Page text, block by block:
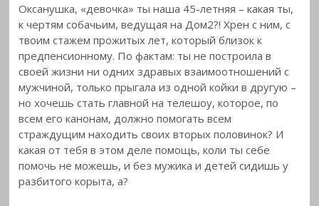
Оксанушка, «девочка» ты наша 45-летняя – какая ты,
к чертям собачьим, ведущая на Дом2?! Хрен с ним, с
твоим стажем прожитых лет, который близок к
предпенсионному. По фактам: ты не построила в
своей жизни ни одних здравых взаимоотношений с
мужчиной, только прыгала из одной койки в другую –
но хочешь стать главной на телешоу, которое, по
всем его канонам, должно помогать всем
страждущим находить своих вторых половинок? И
какая от тебя в этом деле помощь, коли ты себе
помочь не можешь, и без мужика и детей сидишь у
разбитого корыта, а?